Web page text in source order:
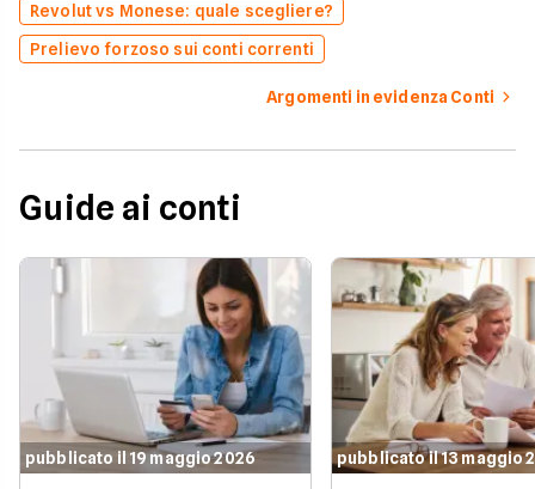
Revolut vs Monese: quale scegliere?
Prelievo forzoso sui conti correnti
Argomenti in evidenza Conti
Guide ai conti
pubblicato il 19 maggio 2026 pubblicato il 13 maggio